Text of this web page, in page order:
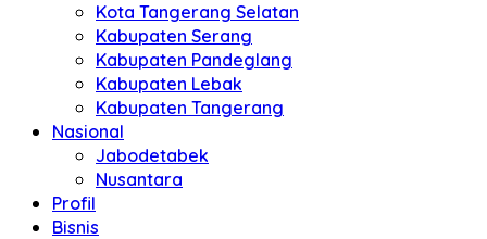
Kota Tangerang Selatan
Kabupaten Serang
Kabupaten Pandeglang
Kabupaten Lebak
Kabupaten Tangerang
Nasional
Jabodetabek
Nusantara
Profil
Bisnis